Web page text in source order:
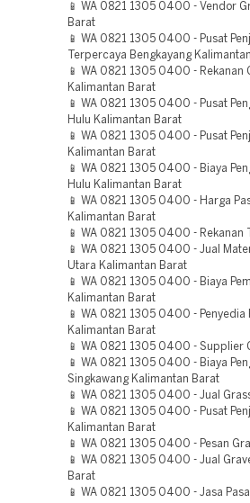
📱 WA 0821 1305 0400 - Vendor
Barat
📱 WA 0821 1305 0400 - Pusat
Terpercaya Bengkayang
📱 WA 0821 1305 0400 - Rekanan
Kalimantan Barat
📱 WA 0821 1305 0400 - Pusat
Hulu Kalimantan Barat
📱 WA 0821 1305 0400 - Pusat
Kalimantan Barat
📱 WA 0821 1305 0400 - Biaya
Hulu Kalimantan Barat
📱 WA 0821 1305 0400 - Harga
Kalimantan Barat
📱 WA 0821 1305 0400 - Rekanan
📱 WA 0821 1305 0400 - Jual
Utara Kalimantan Barat
📱 WA 0821 1305 0400 - Biaya
Kalimantan Barat
📱 WA 0821 1305 0400 - Penyedia
Kalimantan Barat
📱 WA 0821 1305 0400 - Supplier
📱 WA 0821 1305 0400 - Biaya
Singkawang Kalimantan Barat
📱 WA 0821 1305 0400 - Jual
📱 WA 0821 1305 0400 - Pusat
Kalimantan Barat
📱 WA 0821 1305 0400 - Pesan
📱 WA 0821 1305 0400 - Jual
Barat
📱 WA 0821 1305 0400 - Jasa